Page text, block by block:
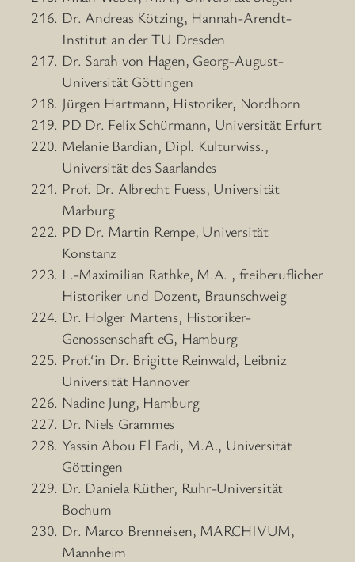
Dr. Andreas Kötzing, Hannah-Arendt-
Institut an der TU Dresden
Dr. Sarah von Hagen, Georg-August-
Universität Göttingen
Jürgen Hartmann, Historiker, Nordhorn
PD Dr. Felix Schürmann, Universität Erfurt
Melanie Bardian, Dipl. Kulturwiss.,
Universität des Saarlandes
Prof. Dr. Albrecht Fuess, Universität
Marburg
PD Dr. Martin Rempe, Universität
Konstanz
L.-Maximilian Rathke, M.A. , freiberuflicher
Historiker und Dozent, Braunschweig
Dr. Holger Martens, Historiker-
Genossenschaft eG, Hamburg
Prof.‘in Dr. Brigitte Reinwald, Leibniz
Universität Hannover
Nadine Jung, Hamburg
Dr. Niels Grammes
Yassin Abou El Fadi, M.A., Universität
Göttingen
Dr. Daniela Rüther, Ruhr-Universität
Bochum
Dr. Marco Brenneisen, MARCHIVUM,
Mannheim